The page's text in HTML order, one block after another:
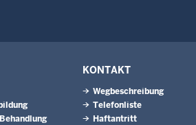
KONTAKT
Wegbeschreibung
Telefonliste
Haftantritt